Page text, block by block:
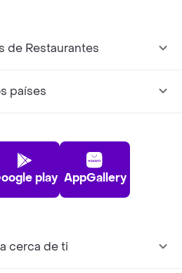
de Restaurantes
países
play AppGallery
cerca de ti